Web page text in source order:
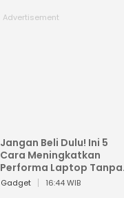
Jangan Beli Dulu! Ini 5
Cara Meningkatkan
Performa Laptop Tanpa
Harus Beli Baru
Gadget 16:44 WIB